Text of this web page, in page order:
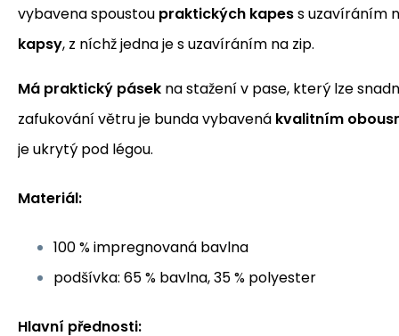
vybavena spoustou praktických kapess uzavíráním
kapsy, z níchž jedna je s uzavíráním na zip.
Má praktický pásek na stažení v pase, který lze
zafukování větru je bunda vybavená kvalitním
je ukrytý pod légou.
Materiál:
100 % impregnovaná bavlna
podšívka: 65 % bavlna, 35 % polyester
Hlavní přednosti: